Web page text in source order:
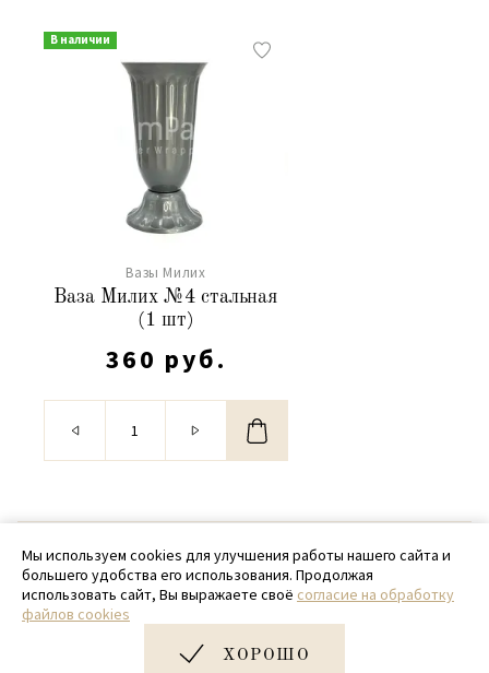
В наличии
Вазы Милих
Ваза Милих №4 стальная
(1 шт)
360 руб.
© 2020 - 2026 SamPack
+ 7 (918) 699-97-87
zakaz@sampack.store
Дизайн и разработка сайта
Мы используем cookies для улучшения работы нашего сайта и
большего удобства его использования. Продолжая
использовать сайт, Вы выражаете своё согласие на обработку
файлов cookies
ХОРОШО